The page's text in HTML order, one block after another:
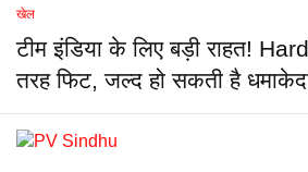
खेल
टीम इंडिया के लिए बड़ी राहत!
तरह फिट, जल्द हो सकती है